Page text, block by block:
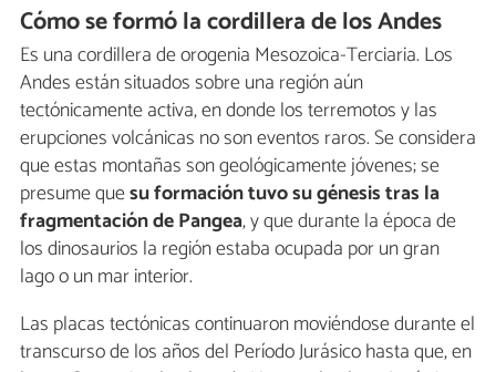
Cómo se formó la cordillera de los Andes
Es una cordillera de orogenia Mesozoica-Terciaria. Los
Andes están situados sobre una región aún
tectónicamente activa, en donde los terremotos y las
erupciones volcánicas no son eventos raros. Se considera
que estas montañas son geológicamente jóvenes; se
presume quesu formación tuvo su génesis tras la
fragmentación de Pangea, y que durante la época de
los dinosaurios la región estaba ocupada por un gran
lago o un mar interior.
Las placas tectónicas continuaron moviéndose durante el
transcurso de los años del Período Jurásico hasta que, en